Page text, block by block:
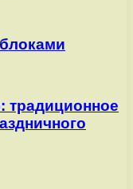
традиционное